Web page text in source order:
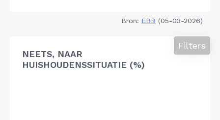
Bron: EBB (05-03-2026)
NEETS, NAAR
HUISHOUDENSSITUATIE (%)
Filters